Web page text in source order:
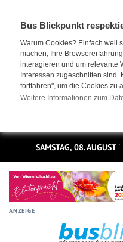
Bus Blickpunkt
Warum Cookies? Einfach weil
machen, Ihre
interagieren und um relevante
Interessen zugeschnitten sind.
fortfahren", um die Cookies zu
Weitere Informationen zum
SAMSTAG, 08. AUGUST
ANZEIGE